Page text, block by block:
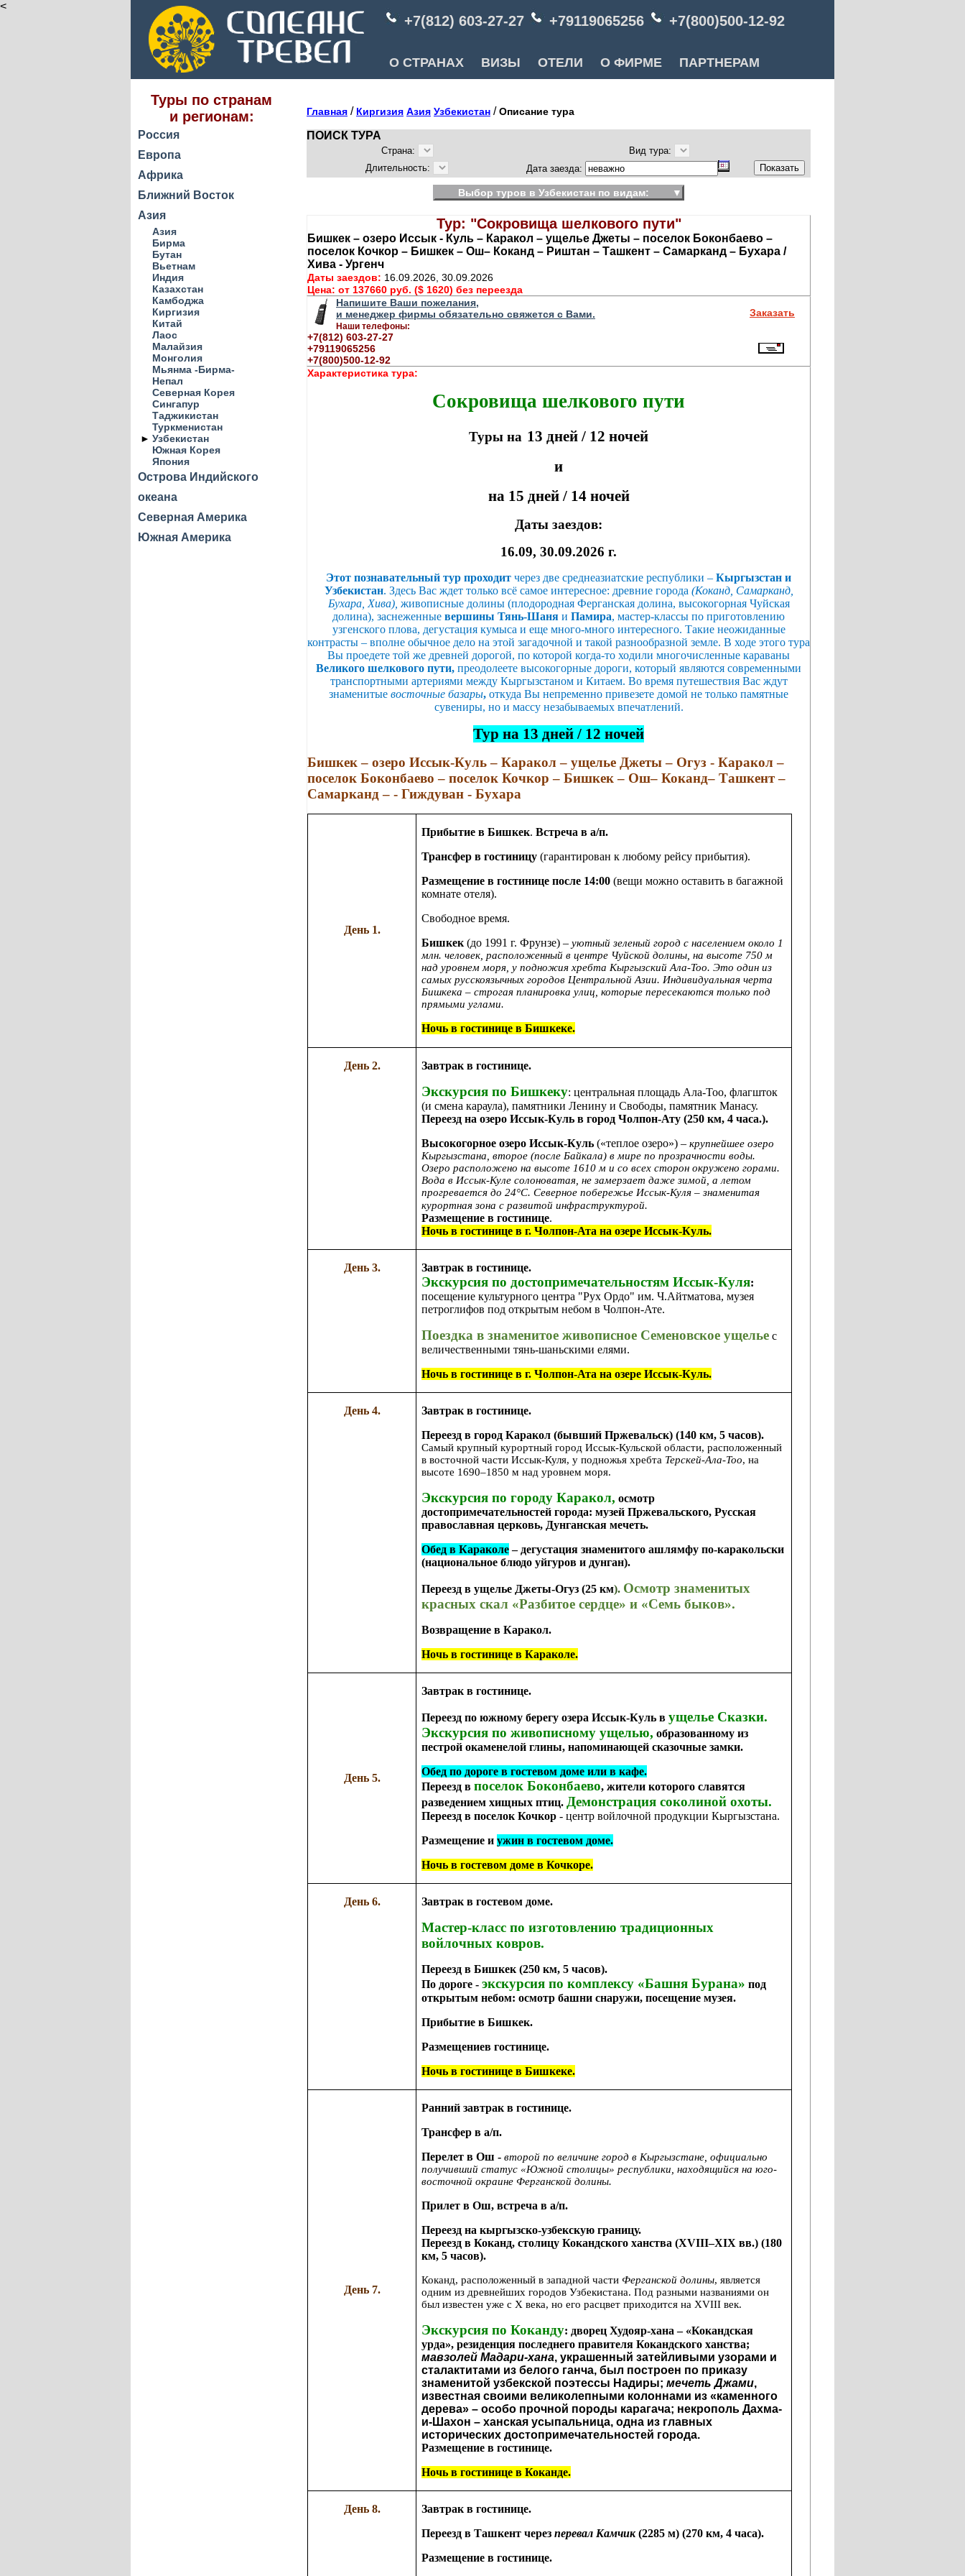
<
+7(812) 603-27-27 +79119065256 +7(800)500-12-92
О СТРАНАХ ВИЗЫ ОТЕЛИ О ФИРМЕ ПАРТНЕРАМ
Туры по странам
и регионам:
Россия
Европа
Африка
Ближний Восток
Азия
Азия
Бирма
Бутан
Вьетнам
Индия
Казахстан
Камбоджа
Киргизия
Китай
Лаос
Малайзия
Монголия
Мьянма -Бирма-
Непал
Северная Корея
Сингапур
Таджикистан
Туркменистан
► Узбекистан
Южная Корея
Япония
Острова Индийского
океана
Северная Америка
Южная Америка
Главная / Киргизия Азия Узбекистан /Описание тура
ПОИСК ТУРА
Страна:
Вид тура:
Длительность:
Дата заезда:
Выбор туров в Узбекистан по видам: ▼
Тур: "Сокровища шелкового пути"
Бишкек – озеро Иссык - Куль – Каракол – ущелье Джеты – поселок Боконбаево –
поселок Кочкор – Бишкек – Ош– Коканд – Риштан – Ташкент – Самарканд – Бухара /
Хива - Ургенч
Даты заездов: 16.09.2026, 30.09.2026
Цена: от 137660 руб. ($ 1620) без переезда
Напишите Ваши пожелания,
и менеджер фирмы обязательно свяжется с Вами.
Наши телефоны:
+7(812) 603-27-27
+79119065256
+7(800)500-12-92
Заказать
Характеристика тура:
Сокровища шелкового пути
Туры на 13 дней / 12 ночей
и
на 15 дней / 14ночей
Даты заездов:
16.09, 30.09.2026 г.
Этот познавательный тур проходит через две среднеазиатские республики – Кыргызстан и
Узбекистан. Здесь Вас ждет только всё самое интересное: древние города (Коканд, Самарканд,
Бухара, Хива), живописные долины (плодородная Ферганская долина, высокогорная Чуйская
долина), заснеженные вершины Тянь-Шаня и Памира, мастер-классы по приготовлению
узгенского плова, дегустация кумыса и еще много-много интересного. Такие неожиданные
контрасты – вполне обычное дело на этой загадочной и такой разнообразной земле. В ходе этого тура
Вы проедете той же древней дорогой, по которой когда-то ходили многочисленные караваны
Великого шелкового пути, преодолеете высокогорные дороги, который являются современными
транспортными артериями между Кыргызстаном и Китаем. Во время путешествия Вас ждут
знаменитые восточные базары, откуда Вы непременно привезете домой не только памятные
сувениры, но и массу незабываемых впечатлений.
Тур на 13 дней / 12 ночей
Бишкек – озеро Иссык-Куль – Каракол – ущелье Джеты – Огуз - Каракол –
поселок Боконбаево – поселок Кочкор – Бишкек – Ош– Коканд– Ташкент –
Самарканд – - Гиждуван - Бухара
День 1.
Прибытие в Бишкек.Встреча в а/п.
Трансфер в гостиницу(гарантирован к любому рейсу прибытия).
Размещение в гостинице после 14:00(вещи можно оставить в багажной
комнате отеля).
Свободное время.
Бишкек(до 1991 г. Фрунзе) –уютный зеленый город с населением около 1
млн. человек, расположенный в центре Чуйской долины, на высоте 750 м
над уровнем моря, у подножия хребта Кыргызский Ала-Тоо. Это один из
самых русскоязычных городов Центральной Азии. Индивидуальная черта
Бишкека – строгая планировка улиц, которые пересекаются только под
прямыми углами.
Ночь в гостинице в Бишкеке.
День 2. Завтрак в гостинице.
Экскурсия по Бишкеку: центральная площадь Ала-Тоо, флагшток
(и смена караула), памятники Ленину и Свободы, памятник Манасу.
Переезд на озеро Иссык-Куль в город Чолпон-Ату (250 км, 4 часа.).
Высокогорное озеро Иссык-Куль («теплое озеро») –крупнейшее озеро
Кыргызстана, второе (после Байкала) в мире по прозрачности воды.
Озеро расположено на высоте 1610 м и со всех сторон окружено горами.
Вода в Иссык-Куле солоноватая, не замерзает даже зимой, а летом
прогревается до 24°С. Северное побережье Иссык-Куля – знаменитая
курортная зона с развитой инфраструктурой.
Размещение в гостинице.
Ночь в гостинице в г. Чолпон-Ата на озере Иссык-Куль.
День 3. Завтрак в гостинице.
Экскурсия по достопримечательностям Иссык-Куля:
посещение культурного центра "Рух Ордо" им. Ч.Айтматова, музея
петроглифов под открытым небом в Чолпон-Ате.
Поездка в знаменитое живописное Семеновское ущелье с
величественными тянь-шаньскими елями.
Ночь в гостинице в г. Чолпон-Ата на озере Иссык-Куль.
День 4.
Завтрак в гостинице.
Переезд в город Каракол (бывший Пржевальск) (140 км, 5 часов).
Самый крупный курортный город Иссык-Кульской области, расположенный
в восточной части Иссык-Куля, у подножья хребта Терскей-Ала-Тоо, на
высоте 1690–1850 м над уровнем моря.
Экскурсия по городу Каракол, осмотр
достопримечательностей города: музей Пржевальского, Русская
православная церковь, Дунганская мечеть.
Обед в Караколе– дегустация знаменитого ашлямфу по-каракольски
(национальное блюдо уйгуров и дунган).
Переезд в ущелье Джеты-Огуз (25 км). Осмотр знаменитых
красных скал «Разбитое сердце» и «Семь быков».
Возвращение в Каракол.
Ночь в гостинице в Караколе.
День 5.
Завтрак в гостинице.
Переезд по южному берегу озера Иссык-Куль вущелье Сказки.
Экскурсия по живописному ущелью, образованному из
пестрой окаменелой глины, напоминающей сказочные замки.
Обед по дороге в гостевом доме или в кафе.
Переезд впоселок Боконбаево, жители которого славятся
разведением хищных птиц. Демонстрация соколиной охоты.
Переезд в поселок Кочкор- центр войлочной продукции Кыргызстана.
Размещение иужин в гостевом доме.
Ночь в гостевом доме в Кочкоре.
День 6. Завтрак в гостевом доме.
Мастер-класс по изготовлению традиционных
войлочных ковров.
Переезд в Бишкек (250 км, 5 часов).
По дороге -экскурсия по комплексу «Башня Бурана» под
открытым небом: осмотр башни снаружи, посещение музея.
Прибытие в Бишкек.
Размещениев гостинице.
Ночь в гостинице в Бишкеке.
День 7.
Ранний завтрак в гостинице.
Трансфер в а/п.
Перелет в Ош -второй по величине город в Кыргызстане, официально
получивший статус «Южной столицы» республики, находящийся на юго-
восточной окраине Ферганской долины.
Прилет в Ош, встреча в а/п.
Переезд на кыргызско-узбекскую границу.
Переезд в Коканд, столицу Кокандского ханства (XVIII–XIXвв.) (180
км, 5 часов).
Коканд, расположенный в западной части Ферганской долины, является
одним из древнейших городов Узбекистана. Под разными названиями он
был известен уже с X века, но его расцвет приходится на XVIII век.
Экскурсия по Коканду: дворец Худояр-хана – «Кокандская
мавзолей Мадари-хана, украшенный затейливыми узорами и
сталактитами из белого ганча, был построен по приказу
знаменитой узбекской поэтессы Надиры; мечеть Джами,
известная своими великолепными колоннами из «каменного
дерева» – особо прочной породы карагача; некрополь Дахма-
и-Шахон – ханская усыпальница, одна из главных
исторических достопримечательностей города.
Размещение в гостинице.
Ночь в гостинице в Коканде.
День 8.
Завтрак в гостинице.
Переезд в Ташкент черезперевал Камчик(2285 м) (270 км, 4 часа).
Размещение в гостинице.